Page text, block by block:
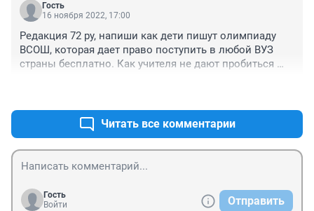
Гость
16 ноября 2022, 17:00
Редакция 72 ру, напиши как дети пишут олимпиаду
ВСОШ, которая дает право поступить в любой ВУЗ
страны бесплатно. Как учителя не дают пробиться
могут просочиться на региональный этап. Особенно
этим славится 68 школа. А на регионе эти дети не
могут набрать даже 20-30 баллов. Как итог, те кто
заслуживает не могут пройти дальше
муниципального этапа, а те кто списал позорят
регион.
Читать все комментарии
Гость
Войти
Отправить